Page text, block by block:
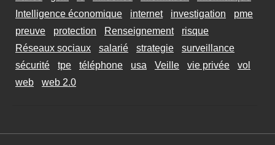
Intelligence économique
internet investigation
pme
preuve
protection Renseignement
risque
Réseaux sociaux
salarié strategie
surveillance
sécurité
tpe téléphone usa Veille vie privée
vol
web
web 2.0